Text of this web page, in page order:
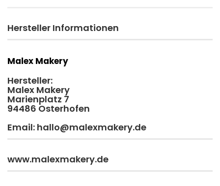
Hersteller Informationen
Malex Makery
Hersteller:
Malex Makery
Marienplatz 7
94486 Osterhofen
Email: hallo@malexmakery.de
www.malexmakery.de